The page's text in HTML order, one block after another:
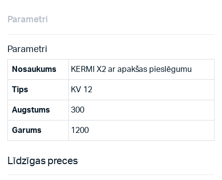
Parametri
Parametri
Nosaukums KERMI X2 ar apakšas pieslēgumu
Tips KV 12
Augstums 300
Garums 1200
Līdzīgas preces